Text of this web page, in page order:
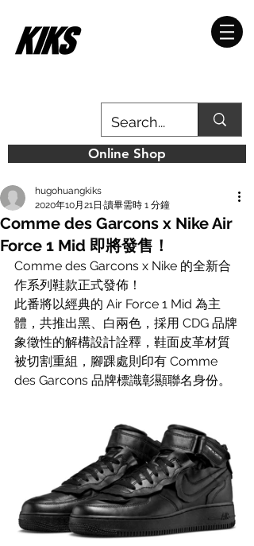
Online Shop
Comme des Garcons x Nike Air
Force 1 Mid 即將發售！
hugohuangkiks
2020年10月21日 讀畢需時 1 分鐘
Comme des Garcons x Nike 的全新合
作系列鞋款正式發佈！
此番將以經典的 Air Force 1 Mid 為主
體，共推出黑、白兩色，採用 CDG 品牌
象徵性的解構設計詮釋，鞋面皮革材質
被切割重組，腳踝處則印有 Comme
des Garcons 品牌標識彰顯聯名身份。